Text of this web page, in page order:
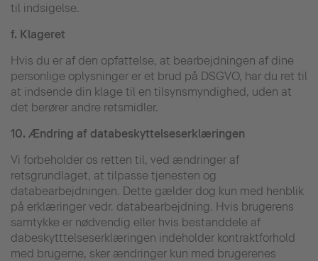
til indsigelse.
f. Klageret
Hvis du er af den opfattelse, at bearbejdningen af dine
personlige oplysninger er et brud på DSGVO, har du ret til
at indsende din klage til en tilsynsmyndighed, uden at
det berører andre retsmidler.
10. Ændring af databeskyttelseserklæringen
Vi forbeholder os retten til, ved ændringer af
retsgrundlaget, at tilpasse tjenesten og
databearbejdningen. Dette gælder dog kun med henblik
på erklæringer vedr. databearbejdning. Hvis brugerens
samtykke er nødvendig eller hvis bestanddele af
dabeskytttelseserklæringen indeholder kontraktforhold
med brugerne, sker ændringer kun med brugerenes